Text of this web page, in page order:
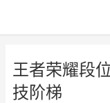
王者荣耀段
技阶梯